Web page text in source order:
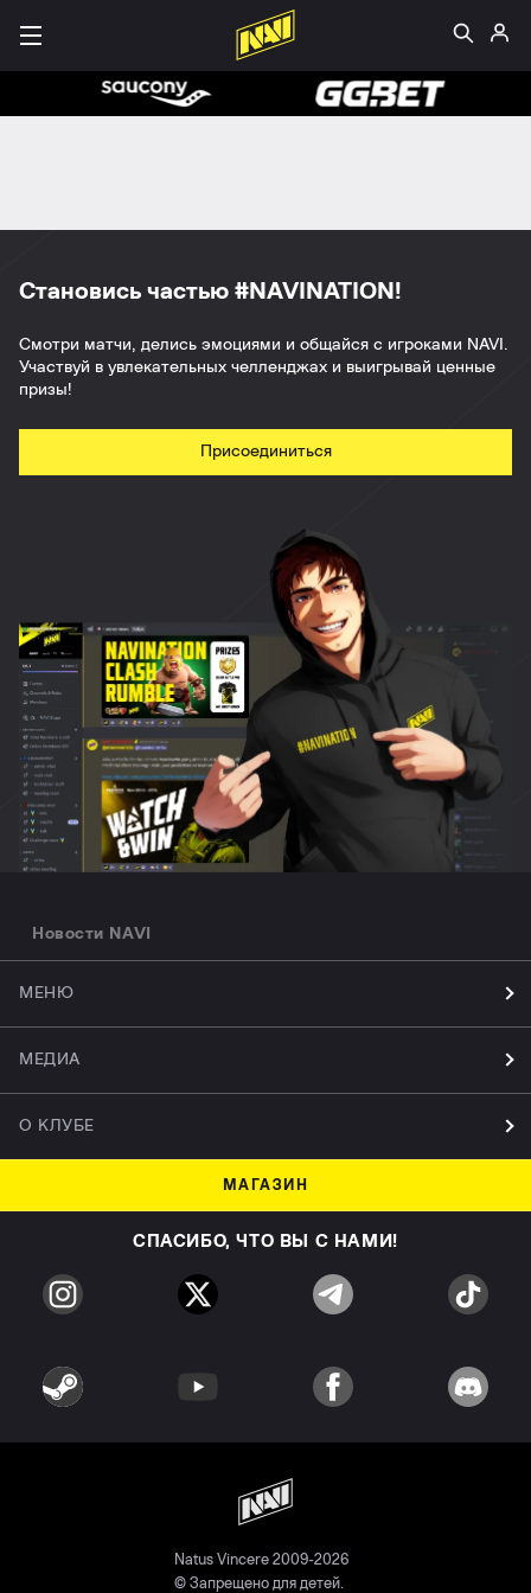
Становись частью #NAVINATION!
Смотри матчи, делись эмоциями и общайся с игроками NAVI.
Участвуй в увлекательных челленджах и выигрывай ценные
призы!
Присоединиться
Новости NAVI
МЕНЮ
МЕДИА
О КЛУБЕ
МАГАЗИН
СПАСИБО, ЧТО ВЫ С НАМИ!
Natus Vincere 2009-2026
© Запрещено для детей.